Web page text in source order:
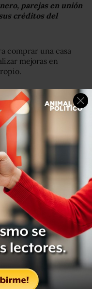
parejas en unión
créditos del
comprar una casa
mejoras en
condiciones
ni los modelos de
cada alternativa de
el Infonavit.